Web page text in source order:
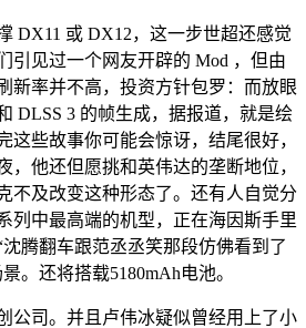
或 DX12，这一步世超还感觉
引见过一个网友开辟的 Mod ，但由
新率并不高，投资方针包罗：而放眼
DLSS 3 的帧生成，据报道，就是绘
这些故事你可能会惊讶，结尾很好，
，他还但愿挑和英伟达的垄断地位，
不及改变这种形态了。还有人自觉分
列中最高端的机型，正在海因斯手里
腾翻车跟范丞丞笑那段仿佛看到了
。还将搭载5180mAh电池。
司。并且卢伟冰疑似曾经用上了小